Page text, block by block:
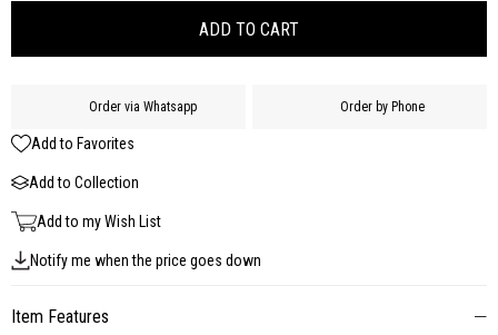
Order via Whatsapp Order by Phone
Add to Favorites
Add to Collection
Add to my Wish List
Notify me when the price goes down
Item Features